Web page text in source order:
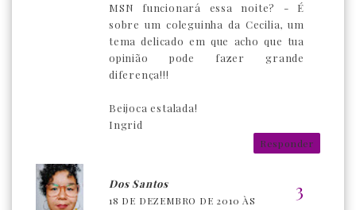
MSN funcionará essa noite? - É
sobre um coleguinha da Cecilia, um
tema delicado em que acho que tua
opinião pode fazer grande
diferença!!!
Beijoca estalada!
Ingrid
Responder
Dos Santos
18 DE DEZEMBRO DE 2010 ÀS